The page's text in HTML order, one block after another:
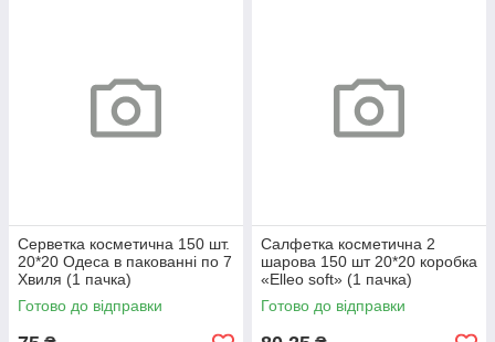
Серветка косметична 150 шт.
20*20 Одеса в пакованні по 7
Хвиля (1 пачка)
Готово до відправки
Салфетка косметична 2
шарова 150 шт 20*20 коробка
«Elleo soft» (1 пачка)
Готово до відправки